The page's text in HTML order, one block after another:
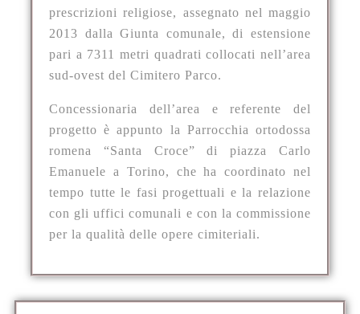
prescrizioni religiose, assegnato nel maggio
2013 dalla Giunta comunale, di estensione
pari a 7311 metri quadrati collocati nell’area
sud-ovest del Cimitero Parco.
Concessionaria dell’area e referente del
progetto è appunto la Parrocchia ortodossa
romena “Santa Croce” di piazza Carlo
Emanuele a Torino, che ha coordinato nel
tempo tutte le fasi progettuali e la relazione
con gli uffici comunali e con la commissione
per la qualità delle opere cimiteriali.